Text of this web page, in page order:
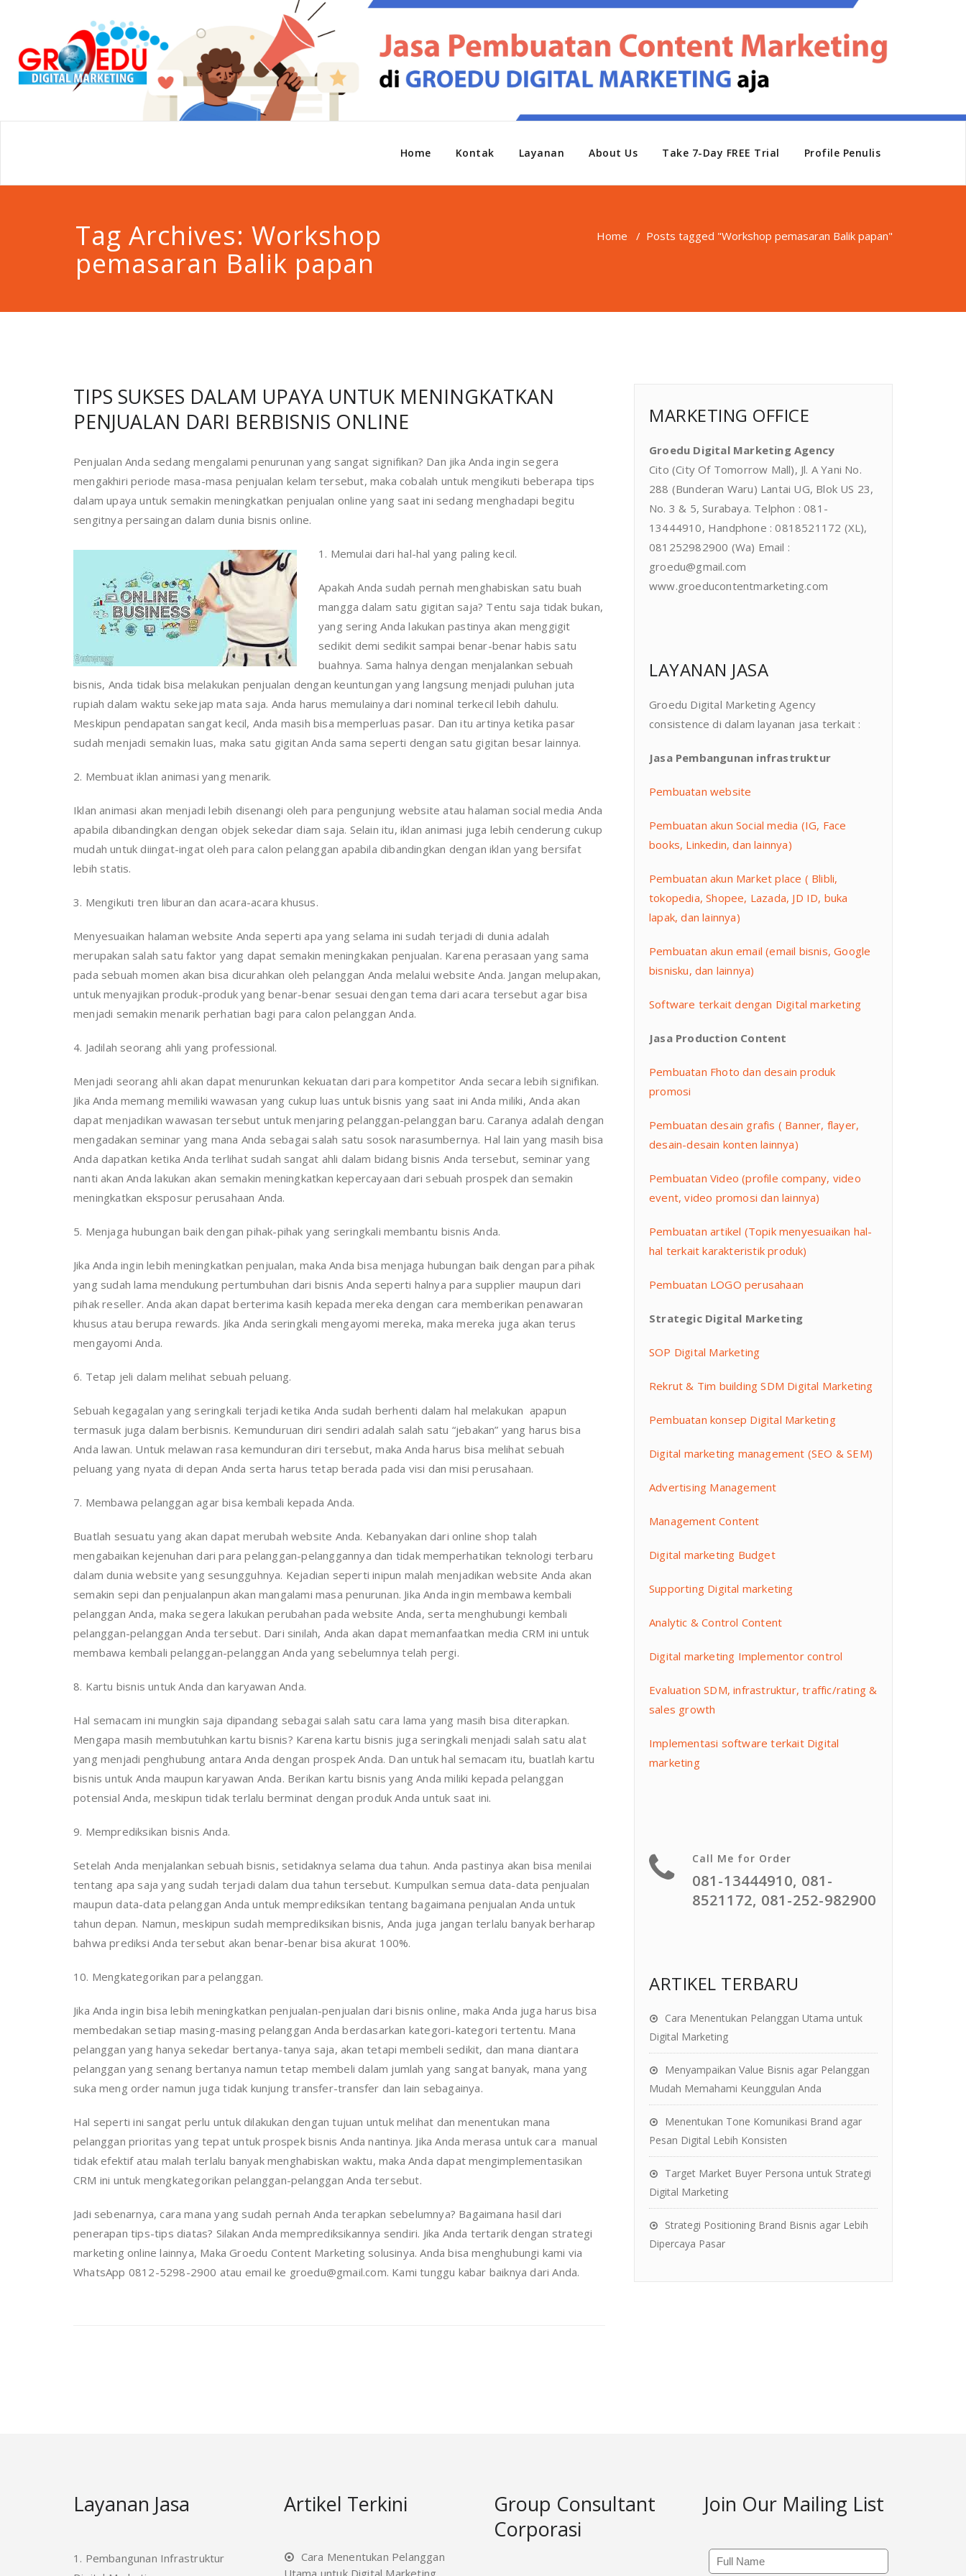
Home Kontak Layanan About Us Take 7-Day FREE Trial Profile Penulis
Tag Archives: Workshop
pemasaran Balik papan
Home / Posts tagged "Workshop pemasaran Balik papan"
TIPS SUKSES DALAM UPAYA UNTUK MENINGKATKAN
PENJUALAN DARI BERBISNIS ONLINE
Penjualan Anda sedang mengalami penurunan yang sangat signifikan? Dan jika Anda ingin segera
mengakhiri periode masa-masa penjualan kelam tersebut, maka cobalah untuk mengikuti beberapa tips
dalam upaya untuk semakin meningkatkan penjualan online yang saat ini sedang menghadapi begitu
sengitnya persaingan dalam dunia bisnis online.
1. Memulai dari hal-hal yang paling kecil.
Apakah Anda sudah pernah menghabiskan satu buah
mangga dalam satu gigitan saja? Tentu saja tidak bukan,
yang sering Anda lakukan pastinya akan menggigit
sedikit demi sedikit sampai benar-benar habis satu
buahnya. Sama halnya dengan menjalankan sebuah
bisnis, Anda tidak bisa melakukan penjualan dengan keuntungan yang langsung menjadi puluhan juta
rupiah dalam waktu sekejap mata saja. Anda harus memulainya dari nominal terkecil lebih dahulu.
Meskipun pendapatan sangat kecil, Anda masih bisa memperluas pasar. Dan itu artinya ketika pasar
sudah menjadi semakin luas, maka satu gigitan Anda sama seperti dengan satu gigitan besar lainnya.
2. Membuat iklan animasi yang menarik.
Iklan animasi akan menjadi lebih disenangi oleh para pengunjung website atau halaman social media Anda
apabila dibandingkan dengan objek sekedar diam saja. Selain itu, iklan animasi juga lebih cenderung cukup
mudah untuk diingat-ingat oleh para calon pelanggan apabila dibandingkan dengan iklan yang bersifat
lebih statis.
3. Mengikuti tren liburan dan acara-acara khusus.
Menyesuaikan halaman website Anda seperti apa yang selama ini sudah terjadi di dunia adalah
merupakan salah satu faktor yang dapat semakin meningkakan penjualan. Karena perasaan yang sama
pada sebuah momen akan bisa dicurahkan oleh pelanggan Anda melalui website Anda. Jangan melupakan,
untuk menyajikan produk-produk yang benar-benar sesuai dengan tema dari acara tersebut agar bisa
menjadi semakin menarik perhatian bagi para calon pelanggan Anda.
4. Jadilah seorang ahli yang professional.
Menjadi seorang ahli akan dapat menurunkan kekuatan dari para kompetitor Anda secara lebih signifikan.
Jika Anda memang memiliki wawasan yang cukup luas untuk bisnis yang saat ini Anda miliki, Anda akan
dapat menjadikan wawasan tersebut untuk menjaring pelanggan-pelanggan baru. Caranya adalah dengan
mengadakan seminar yang mana Anda sebagai salah satu sosok narasumbernya. Hal lain yang masih bisa
Anda dapatkan ketika Anda terlihat sudah sangat ahli dalam bidang bisnis Anda tersebut, seminar yang
nanti akan Anda lakukan akan semakin meningkatkan kepercayaan dari sebuah prospek dan semakin
meningkatkan eksposur perusahaan Anda.
5. Menjaga hubungan baik dengan pihak-pihak yang seringkali membantu bisnis Anda.
Jika Anda ingin lebih meningkatkan penjualan, maka Anda bisa menjaga hubungan baik dengan para pihak
yang sudah lama mendukung pertumbuhan dari bisnis Anda seperti halnya para supplier maupun dari
pihak reseller. Anda akan dapat berterima kasih kepada mereka dengan cara memberikan penawaran
khusus atau berupa rewards. Jika Anda seringkali mengayomi mereka, maka mereka juga akan terus
mengayomi Anda.
6. Tetap jeli dalam melihat sebuah peluang.
Sebuah kegagalan yang seringkali terjadi ketika Anda sudah berhenti dalam hal melakukan apapun
termasuk juga dalam berbisnis. Kemunduruan diri sendiri adalah salah satu “jebakan” yang harus bisa
Anda lawan. Untuk melawan rasa kemunduran diri tersebut, maka Anda harus bisa melihat sebuah
peluang yang nyata di depan Anda serta harus tetap berada pada visi dan misi perusahaan.
7. Membawa pelanggan agar bisa kembali kepada Anda.
Buatlah sesuatu yang akan dapat merubah website Anda. Kebanyakan dari online shop talah
mengabaikan kejenuhan dari para pelanggan-pelanggannya dan tidak memperhatikan teknologi terbaru
dalam dunia website yang sesungguhnya. Kejadian seperti inipun malah menjadikan website Anda akan
semakin sepi dan penjualanpun akan mangalami masa penurunan. Jika Anda ingin membawa kembali
pelanggan Anda, maka segera lakukan perubahan pada website Anda, serta menghubungi kembali
pelanggan-pelanggan Anda tersebut. Dari sinilah, Anda akan dapat memanfaatkan media CRM ini untuk
membawa kembali pelanggan-pelanggan Anda yang sebelumnya telah pergi.
8. Kartu bisnis untuk Anda dan karyawan Anda.
Hal semacam ini mungkin saja dipandang sebagai salah satu cara lama yang masih bisa diterapkan.
Mengapa masih membutuhkan kartu bisnis? Karena kartu bisnis juga seringkali menjadi salah satu alat
yang menjadi penghubung antara Anda dengan prospek Anda. Dan untuk hal semacam itu, buatlah kartu
bisnis untuk Anda maupun karyawan Anda. Berikan kartu bisnis yang Anda miliki kepada pelanggan
potensial Anda, meskipun tidak terlalu berminat dengan produk Anda untuk saat ini.
9. Memprediksikan bisnis Anda.
Setelah Anda menjalankan sebuah bisnis, setidaknya selama dua tahun. Anda pastinya akan bisa menilai
tentang apa saja yang sudah terjadi dalam dua tahun tersebut. Kumpulkan semua data-data penjualan
maupun data-data pelanggan Anda untuk memprediksikan tentang bagaimana penjualan Anda untuk
tahun depan. Namun, meskipun sudah memprediksikan bisnis, Anda juga jangan terlalu banyak berharap
bahwa prediksi Anda tersebut akan benar-benar bisa akurat 100%.
10. Mengkategorikan para pelanggan.
Jika Anda ingin bisa lebih meningkatkan penjualan-penjualan dari bisnis online, maka Anda juga harus bisa
membedakan setiap masing-masing pelanggan Anda berdasarkan kategori-kategori tertentu. Mana
pelanggan yang hanya sekedar bertanya-tanya saja, akan tetapi membeli sedikit, dan mana diantara
pelanggan yang senang bertanya namun tetap membeli dalam jumlah yang sangat banyak, mana yang
suka meng order namun juga tidak kunjung transfer-transfer dan lain sebagainya.
Hal seperti ini sangat perlu untuk dilakukan dengan tujuan untuk melihat dan menentukan mana
pelanggan prioritas yang tepat untuk prospek bisnis Anda nantinya. Jika Anda merasa untuk cara manual
tidak efektif atau malah terlalu banyak menghabiskan waktu, maka Anda dapat mengimplementasikan
CRM ini untuk mengkategorikan pelanggan-pelanggan Anda tersebut.
Jadi sebenarnya, cara mana yang sudah pernah Anda terapkan sebelumnya? Bagaimana hasil dari
penerapan tips-tips diatas? Silakan Anda memprediksikannya sendiri. Jika Anda tertarik dengan strategi
marketing online lainnya, Maka Groedu Content Marketing solusinya. Anda bisa menghubungi kami via
WhatsApp 0812-5298-2900 atau email ke groedu@gmail.com. Kami tunggu kabar baiknya dari Anda.
MARKETING OFFICE
Groedu Digital Marketing Agency
Cito (City Of Tomorrow Mall), Jl. A Yani No.
288 (Bunderan Waru) Lantai UG, Blok US 23,
No. 3 & 5, Surabaya. Telphon : 081-
13444910, Handphone : 0818521172 (XL),
081252982900 (Wa) Email :
groedu@gmail.com
www.groeducontentmarketing.com
LAYANAN JASA
Groedu Digital Marketing Agency
consistence di dalam layanan jasa terkait :
Jasa Pembangunan infrastruktur
Pembuatan website
Pembuatan akun Social media (IG, Face
books, Linkedin, dan lainnya)
Pembuatan akun Market place ( Blibli,
tokopedia, Shopee, Lazada, JD ID, buka
lapak, dan lainnya)
Pembuatan akun email (email bisnis, Google
bisnisku, dan lainnya)
Software terkait dengan Digital marketing
Jasa Production Content
Pembuatan Fhoto dan desain produk
promosi
Pembuatan desain grafis ( Banner, flayer,
desain-desain konten lainnya)
Pembuatan Video (profile company, video
event, video promosi dan lainnya)
Pembuatan artikel (Topik menyesuaikan hal-
hal terkait karakteristik produk)
Pembuatan LOGO perusahaan
Strategic Digital Marketing
SOP Digital Marketing
Rekrut & Tim building SDM Digital Marketing
Pembuatan konsep Digital Marketing
Digital marketing management (SEO & SEM)
Advertising Management
Management Content
Digital marketing Budget
Supporting Digital marketing
Analytic & Control Content
Digital marketing Implementor control
Evaluation SDM, infrastruktur, traffic/rating &
sales growth
Implementasi software terkait Digital
marketing
Call Me for Order
081-13444910, 081-
8521172, 081-252-982900
ARTIKEL TERBARU
Cara Menentukan Pelanggan Utama untuk
Digital Marketing
Menyampaikan Value Bisnis agar Pelanggan
Mudah Memahami Keunggulan Anda
Menentukan Tone Komunikasi Brand agar
Pesan Digital Lebih Konsisten
Target Market Buyer Persona untuk Strategi
Digital Marketing
Strategi Positioning Brand Bisnis agar Lebih
Dipercaya Pasar
Layanan Jasa
1. Pembangunan Infrastruktur
Artikel Terkini
Cara Menentukan Pelanggan
Utama untuk Digital Marketing
Group Consultant
Corporasi
Join Our Mailing List